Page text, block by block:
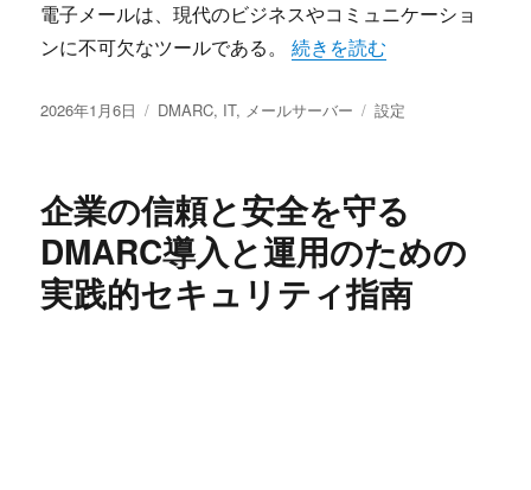
電子メールは、現代のビジネスやコミュニケーショ
ンに不可欠なツールである。“DMARCによるメール認
続きを読む
投
2026年1月6日
カ
ー
DMARC, IT, メールサーバー
タ
設定
企業の信頼と安全を守る
DMARC導入と運用のための
実践的セキュリティ指南